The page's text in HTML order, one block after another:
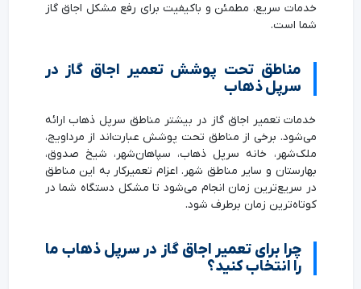
خدمات سریع، مطمئن و باکیفیت برای رفع مشکل اجاق گاز
شما است.
مناطق تحت پوشش تعمیر اجاق گاز در
سرپل ذهاب
خدمات تعمیر اجاق گاز در بیشتر مناطق سرپل ذهاب ارائه
می‌شود. برخی از مناطق تحت پوشش عبارت‌اند از مرداویج،
ملک‌شهر، خانه سرپل ذهاب، سپاهان‌شهر، شیخ صدوق،
بهارستان و سایر مناطق شهر. اعزام تعمیرکار به این مناطق
در سریع‌ترین زمان انجام می‌شود تا مشکل دستگاه شما در
کوتاه‌ترین زمان برطرف شود.
چرا برای تعمیر اجاق گاز در سرپل ذهاب ما
را انتخاب کنید؟